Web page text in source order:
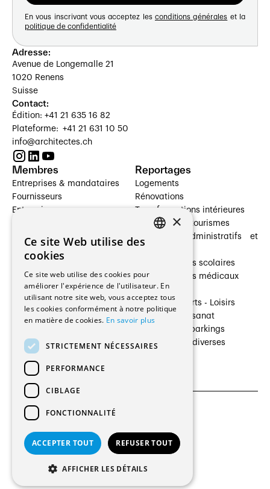
En vous inscrivant vous acceptez les conditions générales et la
politique de confidentialité
Adresse:
Avenue de Longemalle 21
1020 Renens
Suisse
Contact:
Édition: +41 21 635 16 82
Plateforme: +41 21 631 10 50
info@architectes.ch
Membres
Entreprises & mandataires
Fournisseurs
Entreprises
Architectes paysagistes
Architectes d'intérieur
Entreprises générales
Ingénieurs et mandataires
Fabricants / Fournisseurs
Régies immobilières
Gestion PPE
Reportages
Logements
Rénovations
Transformations intérieures
Hôtelleries et tourismes
Bâtiments administratifs et
Établissements scolaires
Établissements médicaux
Villas
Cultures - Sports - Loisirs
Industrie - Artisanat
Transports et parkings
Constructions diverses
© 2026 Tous droits réservés
CGU et Politique de confidentialités
×
Ce site Web utilise des
cookies
Ce site web utilise des cookies pour
améliorer l'expérience de l'utilisateur. En
utilisant notre site web, vous acceptez tous
les cookies conformément à notre politique
en matière de cookies. En savoir plus
STRICTEMENT NÉCESSAIRES
PERFORMANCE
CIBLAGE
FONCTIONNALITÉ
ACCEPTER TOUT REFUSER TOUT
AFFICHER LES DÉTAILS